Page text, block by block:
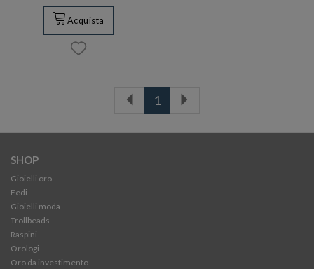
Acquista
1
SHOP
Gioielli oro
Fedi
Gioielli moda
Trollbeads
Raspini
Orologi
Oro da investimento